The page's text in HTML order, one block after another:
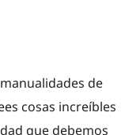
de
cosas increíbles
que debemos